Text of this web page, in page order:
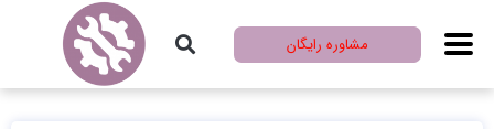
مشاوره رایگان